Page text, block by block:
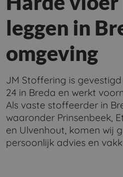
leggen in
omgeving
JM Stoffering is
24 in Breda en werkt
Als vaste stoffeerder in
waaronder Prinsenbeek,
en Ulvenhout, komen wij
persoonlijk advies en